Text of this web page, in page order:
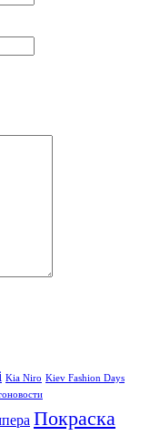
Kia Niro Kiev Fashion Days
Покраска